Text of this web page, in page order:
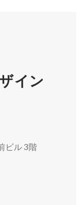
Master＆
イン
ビル 3階